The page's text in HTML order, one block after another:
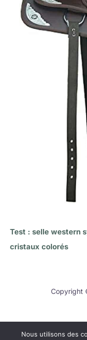
Test : selle western
cristaux colorés
Copyright
Nous utilisons des